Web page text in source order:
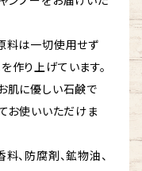
料は一切使用せず
作り上げています。
肌に優しい石鹸で
お使いいただけま
、防腐剤、鉱物油、